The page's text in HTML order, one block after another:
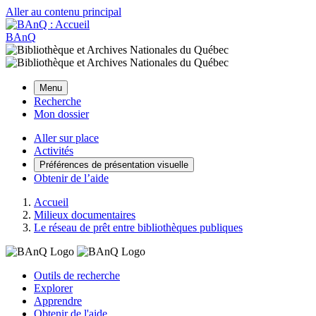
Aller au contenu principal
BAnQ
Menu
Recherche
Mon dossier
Aller sur place
Activités
Préférences de présentation visuelle
Obtenir de l’aide
Accueil
Milieux documentaires
Le réseau de prêt entre bibliothèques publiques
Outils de recherche
Explorer
Apprendre
Obtenir de l'aide